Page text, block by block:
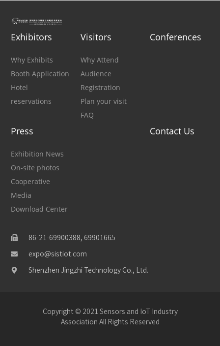
Exhibitors
Why Exhibits
Booth Application
Hotel
reservations
Visitors
Why Attend
Audience
Registration
Plan your visit
FAQ
Conferences
Press
Exhibition News
On-site photos
Cooperative
Media
Download Center
Contact Us
86-21-69900388, 69901665
expo@sistiot.com
Shenzhen Jingzhi Technology Co., Ltd.
Copyright © 2021 Sensors and IoT Industry
Association All Rights Reserved